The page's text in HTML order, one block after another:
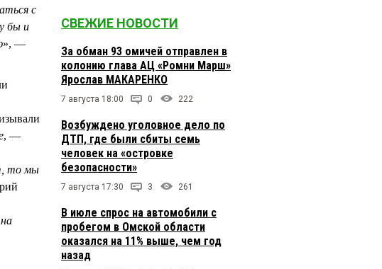
с
бы и
», —
, —
то мы
СВЕЖИЕ НОВОСТИ
За обман 93 омичей отправлен в
колонию глава АЦ «Ромни Марш»
Ярослав МАКАРЕНКО
7 августа 18:00 0 222
Возбуждено уголовное дело по
ДТП, где были сбиты семь
человек на «островке
безопасности»
7 августа 17:30 3 261
В июле спрос на автомобили с
пробегом в Омской области
оказался на 11% выше, чем год
назад